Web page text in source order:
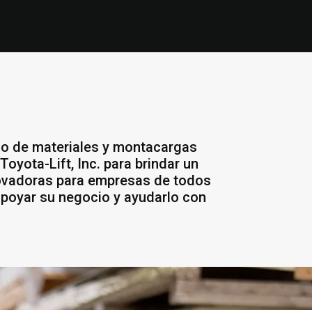
de materiales y montacargas
Lift, Inc. para brindar un
para empresas de todos
su negocio y ayudarlo con